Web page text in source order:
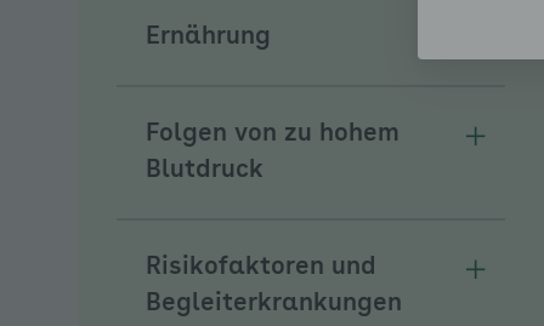
Ernährung
Folgen von zu hohem
Blutdruck
Risikofaktoren und
Begleiterkrankungen